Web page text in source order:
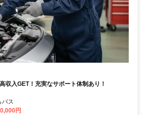
収入GET！充実なサポート体制あり！
バス
円